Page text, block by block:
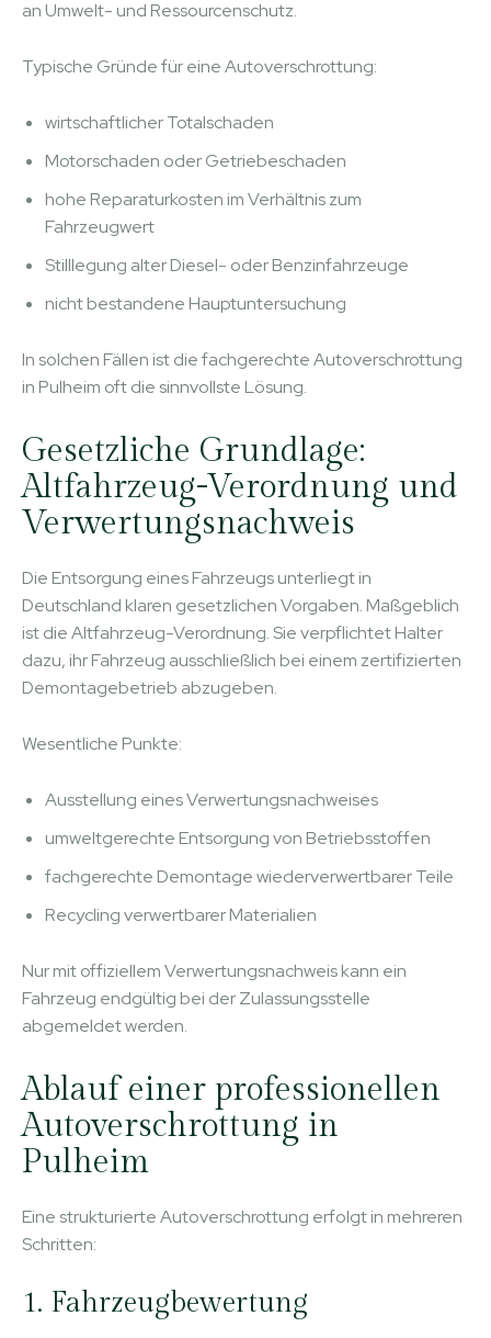
an Umwelt- und Ressourcenschutz.
Typische Gründe für eine Autoverschrottung:
wirtschaftlicher Totalschaden
Motorschaden oder Getriebeschaden
hohe Reparaturkosten im Verhältnis zum
Fahrzeugwert
Stilllegung alter Diesel- oder Benzinfahrzeuge
nicht bestandene Hauptuntersuchung
In solchen Fällen ist die fachgerechte Autoverschrottung
in Pulheim oft die sinnvollste Lösung.
Gesetzliche Grundlage:
Altfahrzeug-Verordnung und
Verwertungsnachweis
Die Entsorgung eines Fahrzeugs unterliegt in
Deutschland klaren gesetzlichen Vorgaben. Maßgeblich
ist die Altfahrzeug-Verordnung. Sie verpflichtet Halter
dazu, ihr Fahrzeug ausschließlich bei einem zertifizierten
Demontagebetrieb abzugeben.
Wesentliche Punkte:
Ausstellung eines Verwertungsnachweises
umweltgerechte Entsorgung von Betriebsstoffen
fachgerechte Demontage wiederverwertbarer Teile
Recycling verwertbarer Materialien
Nur mit offiziellem Verwertungsnachweis kann ein
Fahrzeug endgültig bei der Zulassungsstelle
abgemeldet werden.
Ablauf einer professionellen
Autoverschrottung in
Pulheim
Eine strukturierte Autoverschrottung erfolgt in mehreren
Schritten:
1. Fahrzeugbewertung